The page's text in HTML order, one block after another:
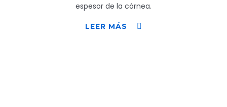
espesor de la córnea.
LEER MÁS